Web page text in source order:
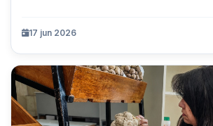
17 jun 2026